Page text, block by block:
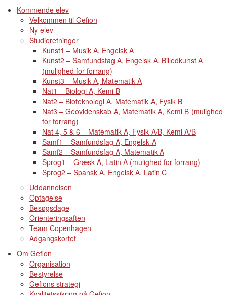
Kommende elev
Velkommen til Gefion
Ny elev
Studieretninger
Kunst1 – Musik A, Engelsk A
Kunst2 – Samfundsfag A, Engelsk A, Billedkunst A
(mulighed for forrang)
Kunst3 – Musik A, Matematik A
Nat1 – Biologi A, Kemi B
Nat2 – Bioteknologi A, Matematik A, Fysik B
Nat3 – Geovidenskab A, Matematik A, Kemi B (mulighed
for forrang)
Nat 4, 5 & 6 – Matematik A, Fysik A/B, Kemi A/B
Samf1 – Samfundsfag A, Engelsk A
Samf2 – Samfundsfag A, Matematik A
Sprog1 – Græsk A, Latin A (mulighed for forrang)
Sprog2 – Spansk A, Engelsk A, Latin C
Uddannelsen
Optagelse
Besøgsdage
Orienteringsaften
Team Copenhagen
Adgangskortet
Om Gefion
Organisation
Bestyrelse
Gefions strategi